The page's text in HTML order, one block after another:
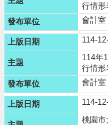
站
導
覽
市
信
箱
常
見
行情形
會計室
114-
114年
行情形
會計室
114-
桃園市